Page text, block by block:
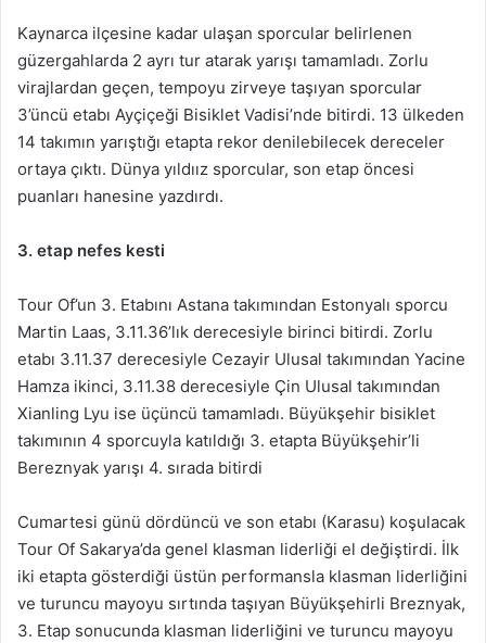
Kaynarca ilçesine kadar ulaşan sporcular belirlenen
güzergahlarda 2 ayrı tur atarak yarışı tamamladı. Zorlu
virajlardan geçen, tempoyu zirveye taşıyan sporcular
3’üncü etabı Ayçiçeği Bisiklet Vadisi’nde bitirdi. 13 ülkeden
14 takımın yarıştığı etapta rekor denilebilecek dereceler
ortaya çıktı. Dünya yıldıız sporcular, son etap öncesi
puanları hanesine yazdırdı.
3. etap nefes kesti
Tour Of’un 3. Etabını Astana takımından Estonyalı sporcu
Martin Laas, 3.11.36’lık derecesiyle birinci bitirdi. Zorlu
etabı 3.11.37 derecesiyle Cezayir Ulusal takımından Yacine
Hamza ikinci, 3.11.38 derecesiyle Çin Ulusal takımından
Xianling Lyu ise üçüncü tamamladı. Büyükşehir bisiklet
takımının 4 sporcuyla katıldığı 3. etapta Büyükşehir’li
Bereznyak yarışı 4. sırada bitirdi
Cumartesi günü dördüncü ve son etabı (Karasu) koşulacak
Tour Of Sakarya’da genel klasman liderliği el değiştirdi. İlk
iki etapta gösterdiği üstün performansla klasman liderliğini
ve turuncu mayoyu sırtında taşıyan Büyükşehirli Breznyak,
3. Etap sonucunda klasman liderliğini ve turuncu mayoyu